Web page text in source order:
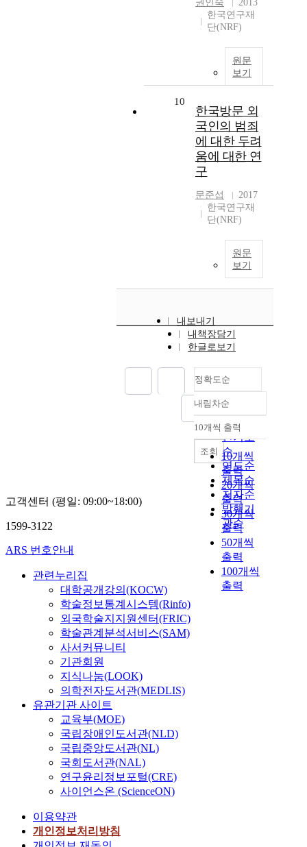
권인숙
2013
한국연구재
단(NRF)
원문
보기
10
한국방문 외
국인의 범죄
에 대한 두려
움에 대한 연
구
문준섭
2017
한국연구재
단(NRF)
원문
보기
내보내기
내책장담기
한글로보기
정확도순
정확도
순
인기도
순
연도순
제목순
저자순
발행기
관순
내림차순
내림차순
10개씩 출력
10개씩
출력
20개씩
출력
30개씩
출력
50개씩
출력
100개씩
출력
조회
고객센터 (평일: 09:00~18:00)
1599-3122
ARS 번호안내
관련누리집
대학공개강의(KOCW)
학술정보통계시스템(Rinfo)
외국학술지지원센터(FRIC)
학술관계분석서비스(SAM)
사서커뮤니티
기관회원
지식나눔(LOOK)
의학전자도서관(MEDLIS)
유관기관 사이트
교육부(MOE)
국립장애인도서관(NLD)
국립중앙도서관(NL)
국회도서관(NAL)
연구윤리정보포털(CRE)
사이언스온 (ScienceON)
이용약관
개인정보처리방침